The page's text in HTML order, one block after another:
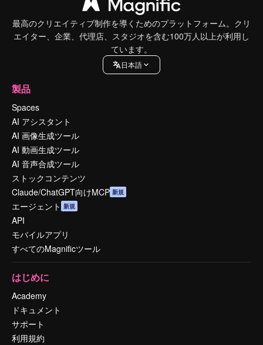
最高のクリエイティブ制作を導くためのプラットフォーム。クリ
エイター、企業、代理店、スタジオを含む100万人以上が利用し
ています。
日本語
製品
Spaces
AI アシスタント
AI 画像生成ツール
AI 動画生成ツール
AI 音声合成ツール
ストックコンテンツ
Claude/ChatGPT向けMCP 新規
エージェント 新規
API
モバイルアプリ
すべてのMagnificツール
はじめに
Academy
ドキュメント
サポート
利用規約